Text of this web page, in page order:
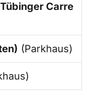
Carre
(Parkhaus)